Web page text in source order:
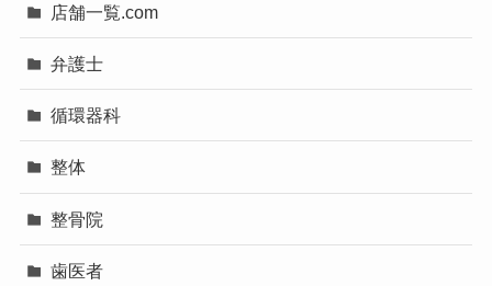
店舗一覧.com
弁護士
循環器科
整体
整骨院
歯医者